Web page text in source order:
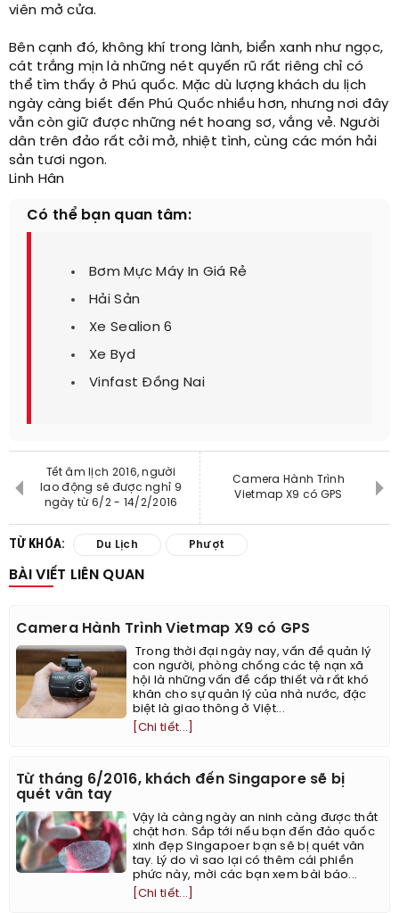
viên mở cửa.
Bên cạnh đó, không khí trong lành, biển xanh như ngọc,
cát trắng mịn là những nét quyến rũ rất riêng chỉ có
thể tìm thấy ở Phú quốc. Mặc dù lượng khách du lịch
ngày càng biết đến Phú Quốc nhiều hơn, nhưng nơi đây
vẫn còn giữ được những nét hoang sơ, vắng vẻ. Người
dân trên đảo rất cởi mở, nhiệt tình, cùng các món hải
sản tươi ngon.
Linh Hân​
Có thể bạn quan tâm:
Bơm Mực Máy In Giá Rẻ
Hải Sản
Xe Sealion 6
Xe Byd
Vinfast Đồng Nai
Tết âm lịch 2016, người
lao động sẽ được nghỉ 9
ngày từ 6/2 - 14/2/2016
Camera Hành Trình
Vietmap X9 có GPS
TỪ KHÓA: Du Lịch Phượt
BÀI VIẾT LIÊN QUAN
Camera Hành Trình Vietmap X9 có GPS
​ Trong thời đại ngày nay, vấn đề quản lý
con người, phòng chống các tệ nạn xã
hội là những vấn đề cấp thiết và rất khó
khăn cho sự quản lý của nhà nước, đặc
biệt là giao thông ở Việt...
[Chi tiết...]
Từ tháng 6/2016, khách đến Singapore sẽ bị
quét vân tay
Vậy là càng ngày an ninh càng được thắt
chặt hơn. Sắp tới nếu bạn đến đảo quốc
xinh đẹp Singapoer bạn sẽ bị quét vân
tay. Lý do vì sao lại có thêm cái phiền
phức này, mời các bạn xem bài báo...
[Chi tiết...]